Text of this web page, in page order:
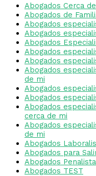
Abogados Cerca
Abogados de
Abogados
Abogados
Abogados
Abogados
Abogados
Abogados
de mi
Abogados
Abogados
Abogados
cerca de mi
Abogados
de mi
Abogados
Abogados para
Abogados
Abogados TEST